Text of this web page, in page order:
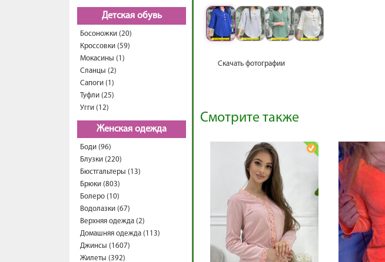
Детская обувь
Босоножки (20)
Кроссовки (59)
Мокасины (1)
Сланцы (2)
Сапоги (1)
Туфли (25)
Угги (12)
Женская одежда
Боди (96)
Блузки (220)
Бюстгальтеры (13)
Брюки (803)
Болеро (10)
Водолазки (67)
Верхняя одежда (2)
Домашняя одежда (113)
Джинсы (1607)
Жилеты (392)
Скачать фотографии
Смотрите также